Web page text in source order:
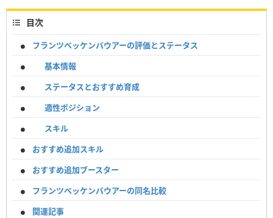
目次
フランツベッケンバウアーの評価とステータス
基本情報
ステータスとおすすめ育成
適性ポジション
スキル
おすすめ追加スキル
おすすめ追加ブースター
フランツベッケンバウアーの同名比較
関連記事